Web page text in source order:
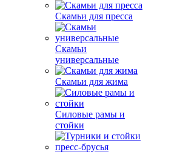
Скамьи для пресса
Скамьи
универсальные
Скамьи для жима
Силовые рамы и
стойки